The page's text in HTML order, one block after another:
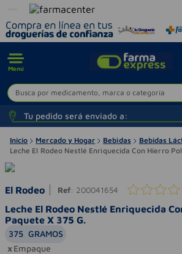
Menú
Busca por medicamento, marca o categoría
Tu pedido será enviado a:
Inicio Mercado y Hogar Bebidas
Bebidas
Leche El Rodeo Nestlé Enriquecida Con Hierro
El Rodeo Ref: 200041654
Leche El Rodeo Nestlé Enriquecida
Paquete X 375 G.
375 GRAMOS
Empaque